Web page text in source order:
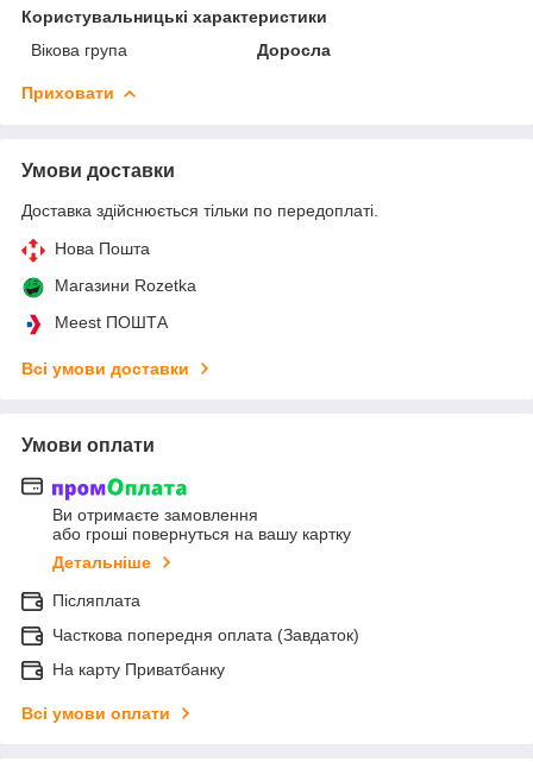
Користувальницькі характеристики
Вікова група
Доросла
Приховати
Умови доставки
Доставка здійснюється тільки по передоплаті.
Нова Пошта
Магазини Rozetka
Meest ПОШТА
Всі умови доставки
Умови оплати
Ви отримаєте замовлення
або гроші повернуться на вашу картку
Детальніше
Післяплата
Часткова попередня оплата (Завдаток)
На карту Приватбанку
Всі умови оплати